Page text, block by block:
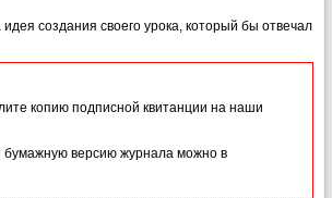
создания своего урока, который бы отвечал
копию подписной квитанции на наши
бумажную версию журнала можно в